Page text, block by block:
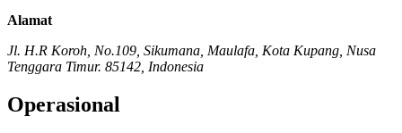
Alamat
Jl. H.R Koroh, No.109, Sikumana, Maulafa, Kota Kupang, Nusa
Tenggara Timur. 85142, Indonesia
Operasional